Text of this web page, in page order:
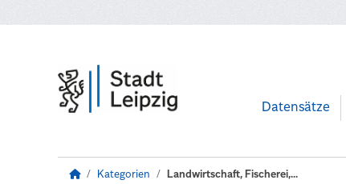
Datensätze
Kategorien Landwirtschaft, Fischerei,...